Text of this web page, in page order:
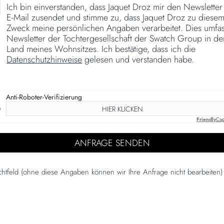
Ich bin einverstanden, dass Jaquet Droz mir den
E-Mail zusendet und stimme zu, dass Jaquet Droz zu
Zweck meine persönlichen Angaben verarbeitet. Dies
Newsletter der Tochtergesellschaft der Swatch Group in
Land meines Wohnsitzes. Ich bestätige, dass ich die
Datenschutzhinweisegelesen und verstanden habe.
Anti-Roboter-Verifizierung
HIER KLICKEN
Friendly
(ohne diese Angaben können wir Ihre Anfrage nicht bearbeiten)